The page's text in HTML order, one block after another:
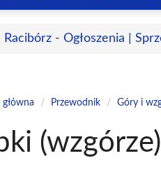
Racibórz - Ogłoszenia |
/ Przewodnik / Góry i
(wzgórze)